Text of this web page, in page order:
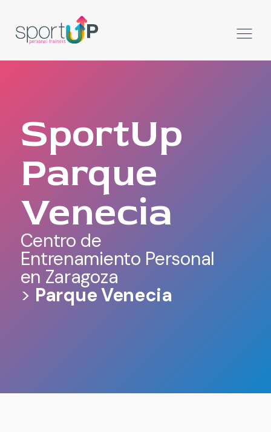
SportUp
Parque
Venecia
Centro de
Entrenamiento Personal
en Zaragoza
> Parque Venecia